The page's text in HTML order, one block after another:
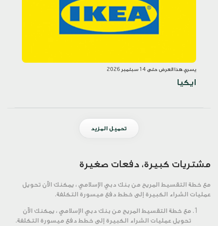
يسري هذا العرض حتى 14 سبتمبر 2026
ايكيا
تحميل المزيد
مشتريات كبيرة، دفعات صغيرة
مع خطة التقسيط المريح من بنك دبي الإسلامي ، يمكنك الآن تحويل
عمليات الشراء الكبيرة إلى خطط دفع ميسورة التكلفة.
مع خطة التقسيط المريح من بنك دبي الإسلامي ، يمكنك الآن
تحويل عمليات الشراء الكبيرة إلى خطط دفع ميسورة التكلفة.